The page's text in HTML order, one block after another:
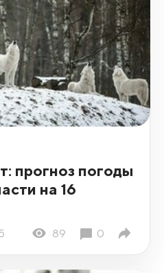
прогноз погоды
на 16
89 0